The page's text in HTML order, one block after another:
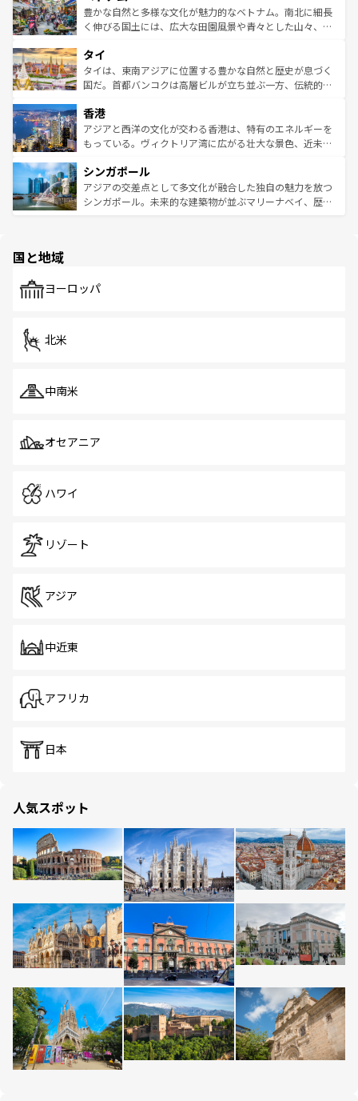
が味わえる。 なお、新着の台湾情報は コンテンツ一覧を参
照してほしい。
できる。そして、キムチや焼肉、絶品のストリートフード
まで、さまざまな韓国料理が待っている。夜には、韓国な
リティに包まれながら、韓国の多彩な魅力を心ゆくまで味
わってみてほしい。 なお、新着の韓国情報はコンテンツ一
覧を参照してほしい。
豊かな自然と多様な文化が魅力的なベトナム。南北に細長
く伸びる国土には、広大な田園風景や青々とした山々、世
急速な発展と共に伝統が息づく。ハノイの古い町並みやホ
ーチミン市のフランス統治時代の建物も、独特の雰囲気を
醸し出している。また、バラエティの豊かさとおいしさで
とつ。フォーやバインミー、ベトナムコーヒーなどは、ぜ
ひ現地で味わいたい。どの地域を訪れてもあたたかい人々
が旅行者を迎えてくれるので、きっと忘れられない旅にな
参照してほしい。
タイ
タイは、東南アジアに位置する豊かな自然と歴史が息づく
国だ。首都バンコクは高層ビルが立ち並ぶ一方、伝統的な
の活気が交差している。北部ではチェンマイなどの山岳地
帯で自然と触れ合い、南部ではプーケットやクラビの美し
いビーチでリゾート気分を楽しむことができる。タイ料理
激する。気候は一年中温暖で、どの季節にも異なる楽しみ
が待っている。親しみやすいタイの人々、仏教を中心とし
た文化、そして多様な観光資源が、訪れる旅人を魅了し続
香港
アジアと西洋の文化が交わる香港は、特有のエネルギーを
もっている。ヴィクトリア湾に広がる壮大な景色、近未来
み、どこを訪れても感動するはず。観光スポットが密集し
ており、効率よく見どころを回れるのも魅力。息をのむよ
うな絶景から文化的な体験まで、香港を存分に楽しみ尽く
シンガポール
アジアの交差点として多文化が融合した独自の魅力を放つ
シンガポール。未来的な建築物が並ぶマリーナベイ、歴史
で、ホーカーズは地元の風情を楽しめる外せないスポット
国と地域
ヨーロッパ
北米
中南米
オセアニア
ハワイ
リゾート
アジア
中近東
アフリカ
日本
人気スポット